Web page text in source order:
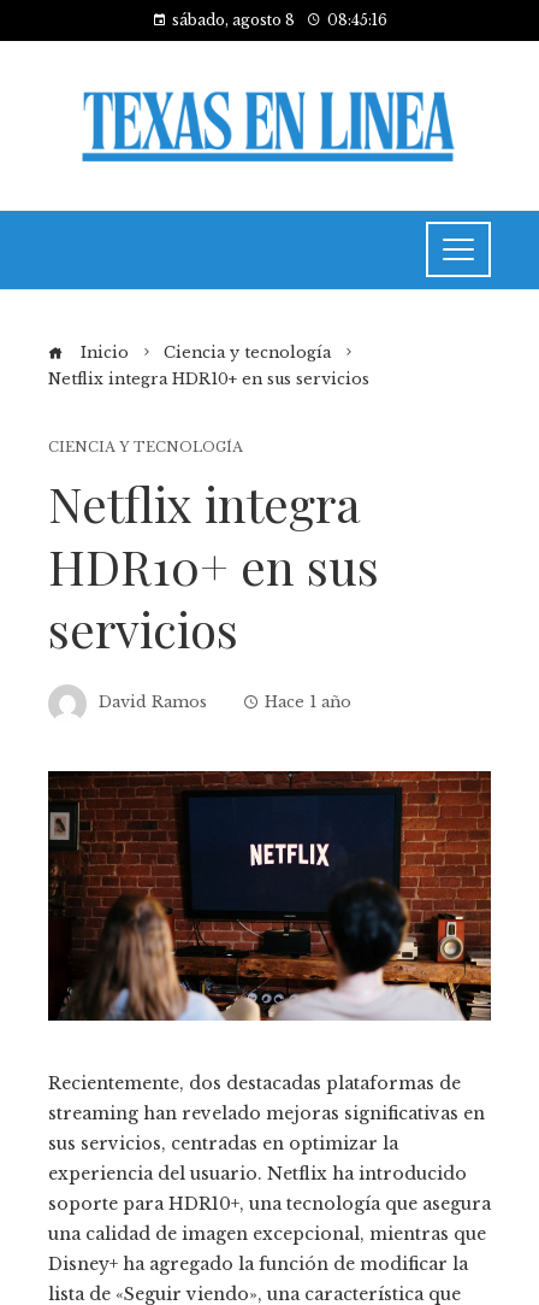
sábado, agosto 8 08:45:16
Inicio
Ciencia y tecnología
Netflix integra HDR10+ en sus servicios
CIENCIA Y TECNOLOGÍA
Netflix integra
HDR10+ en sus
servicios
David Ramos Hace 1 año
Recientemente, dos destacadas plataformas de
streaming han revelado mejoras significativas en
sus servicios, centradas en optimizar la
experiencia del usuario. Netflix ha introducido
soporte para HDR10+, una tecnología que asegura
una calidad de imagen excepcional, mientras que
Disney+ ha agregado la función de modificar la
lista de «Seguir viendo», una característica que